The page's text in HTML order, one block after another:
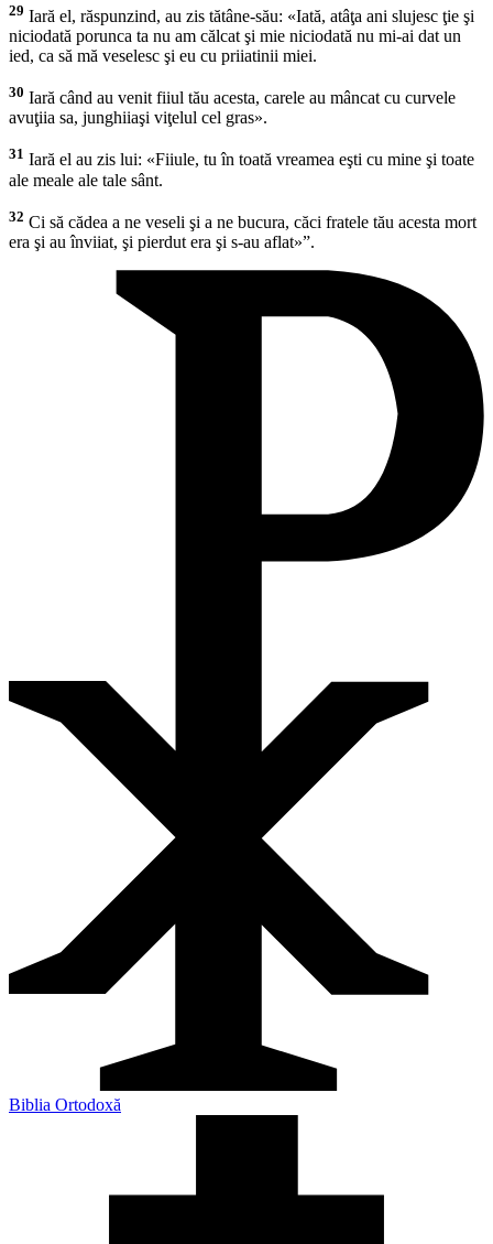
29 Iară el, răspunzind, au zis tătâne-său: «Iată, atâţa ani slujesc ţie şi
niciodată porunca ta nu am călcat şi mie niciodată nu mi-ai dat un
ied, ca să mă veselesc şi eu cu priiatinii miei.
30 Iară când au venit fiiul tău acesta, carele au mâncat cu curvele
avuţiia sa, junghiiaşi viţelul cel gras».
31 Iară el au zis lui: «Fiiule, tu în toată vreamea eşti cu mine şi toate
ale meale ale tale sânt.
32 Ci să cădea a ne veseli şi a ne bucura, căci fratele tău acesta mort
era şi au înviiat, şi pierdut era şi s-au aflat»”.
Biblia Ortodoxă